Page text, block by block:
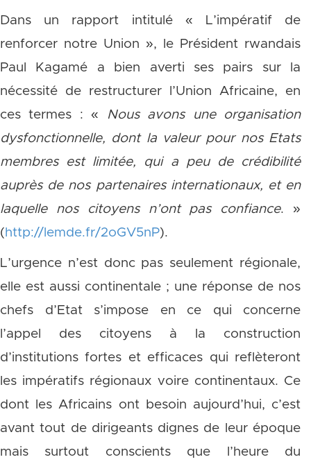
Dans un rapport intitulé « L’impératif de
renforcer notre Union », le Président rwandais
Paul Kagamé a bien averti ses pairs sur la
nécessité de restructurer l’Union Africaine, en
ces termes : «
Nous avons une organisation
dysfonctionnelle, dont la valeur pour nos Etats
membres est limitée, qui a peu de crédibilité
auprès de nos partenaires internationaux, et en
laquelle nos citoyens n’ont pas confiance. »
( http://lemde.fr/2oGV5nP).
L’urgence n’est donc pas seulement régionale,
elle est aussi continentale ; une réponse de nos
chefs d’Etat s’impose en ce qui concerne
l’appel des citoyens à la construction
d’institutions fortes et efficaces qui reflèteront
les impératifs régionaux voire continentaux. Ce
dont les Africains ont besoin aujourd’hui, c’est
avant tout de dirigeants dignes de leur époque
mais surtout conscients que l’heure du